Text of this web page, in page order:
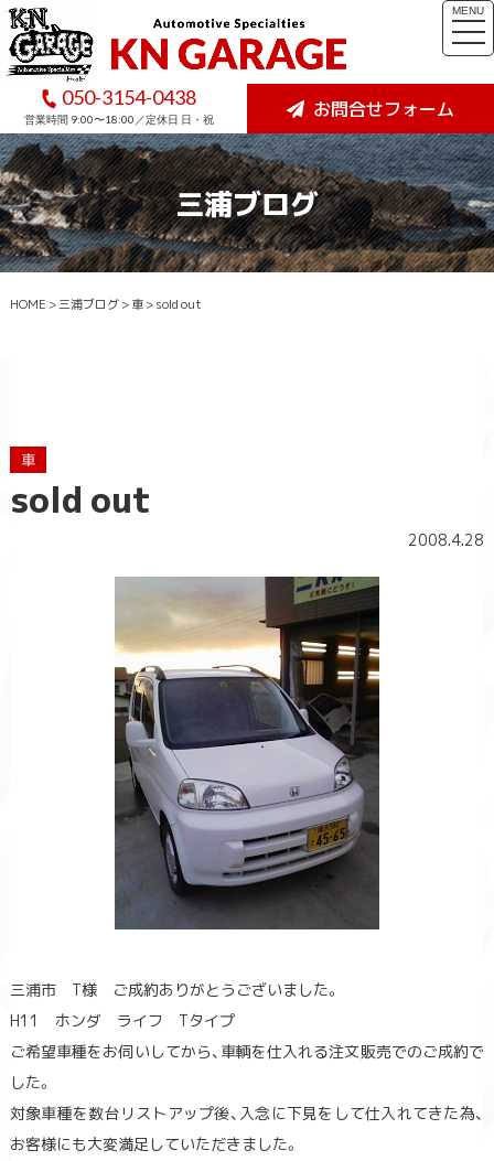
050-3154-0438
営業時間 9:00〜18:00／定休日 日・祝 お問合せフォーム
MENU
三浦ブログ
HOME >三浦ブログ>車>sold out
車
sold out
2008.4.28
三浦市 T様 ご成約ありがとうございました。
H11 ホンダ ライフ Tタイプ
ご希望車種をお伺いしてから、車輌を仕入れる注文販売でのご成約で
した。
対象車種を数台リストアップ後、入念に下見をして仕入れてきた為、
お客様にも大変満足していただきました。